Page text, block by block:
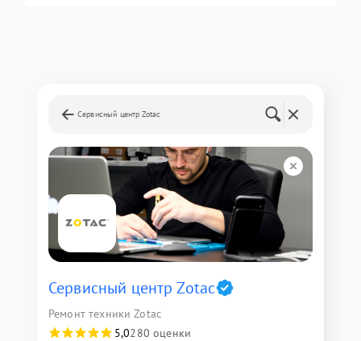
Сервисный центр Zotac
Сервисный центр Zotac
Ремонт техники Zotac
5,0280 оценки